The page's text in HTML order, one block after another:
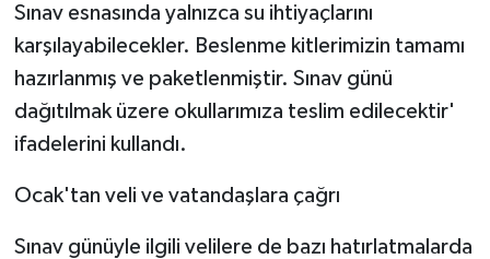
Sınav esnasında yalnızca su ihtiyaçlarını
karşılayabilecekler. Beslenme kitlerimizin tamamı
hazırlanmış ve paketlenmiştir. Sınav günü
dağıtılmak üzere okullarımıza teslim edilecektir'
ifadelerini kullandı.
Ocak'tan veli ve vatandaşlara çağrı
Sınav günüyle ilgili velilere de bazı hatırlatmalarda